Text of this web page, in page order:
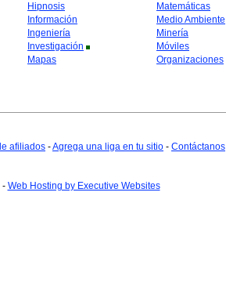
Hipnosis
Información
Ingeniería
Investigación
Mapas
Matemáticas
Medio Ambiente
Minería
Móviles
Organizaciones
afiliados -Agrega una liga en tu sitio - Contáctanos
- Web Hosting by Executive Websites